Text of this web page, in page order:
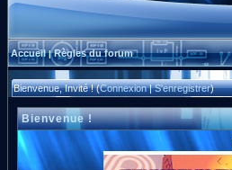
Accueil|Règles du forum
Bienvenue, Invité ! (Connexion|S'enregistrer)
Bienvenue !